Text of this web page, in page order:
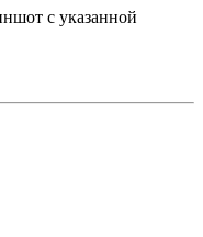
с указанной